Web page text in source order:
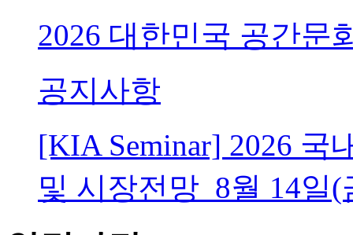
2026 대한민국 공간문
공지사항
[KIA Seminar] 2026 국
및 시장전망_8월 14일(